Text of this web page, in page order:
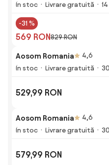
În stoc
Livrare gratuită
-31 %
569 RON829 RON
Aosom Romania 4,6
În stoc
Livrare gratuită
529,99 RON
Aosom Romania 4,6
În stoc
Livrare gratuită
579,99 RON